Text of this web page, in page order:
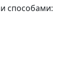
способами: